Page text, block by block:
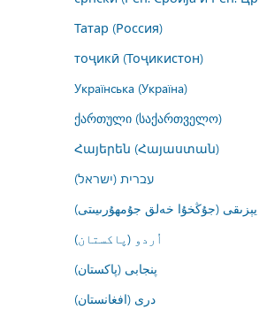
Татар (Россия)
тоҷикӣ (Тоҷикистон)
Українська (Україна)
ქართული (საქართველო)
Հայերեն (Հայաստան)
עברית (ישראל)
يېزىقى (جۇڭخۇا خەلق جۇمھۇرىيىتى)
اُردو (پاکستان)
پنجابی (پاکستان)
درى (افغانستان)